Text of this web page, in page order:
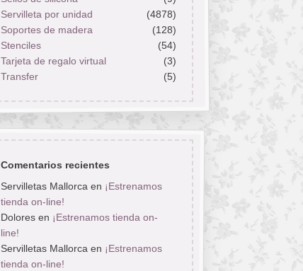
Servilleta por unidad
(4878)
Soportes de madera
(128)
Stenciles
(54)
Tarjeta de regalo virtual
(3)
Transfer
(5)
Comentarios recientes
Servilletas Mallorcaen ¡Estrenamos
tienda on-line!
Doloresen ¡Estrenamos tienda on-
line!
Servilletas Mallorcaen ¡Estrenamos
tienda on-line!